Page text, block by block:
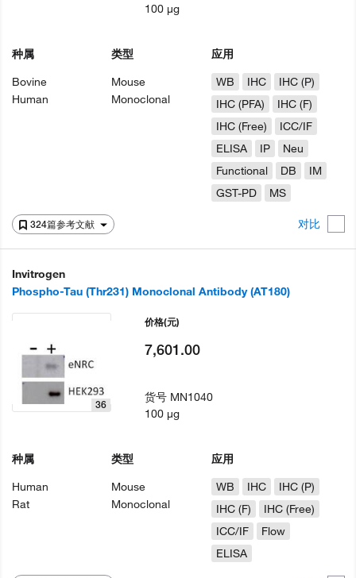
324篇参考文献 对比
种属
Bovine
Human
类型
Mouse
Monoclonal
应用
WB
IHC
IHC (P)
IHC (PFA)
IHC (F)
IHC (Free)
ICC/IF
ELISA
IP
Neu
Functional
DB
IM
GST-PD
MS
100 µg
Invitrogen
Phospho-Tau (Thr231) Monoclonal Antibody (AT180)
36
种属
Human
Rat
类型
Mouse
Monoclonal
应用
WB
IHC
IHC (P)
IHC (F)
IHC (Free)
ICC/IF
Flow
ELISA
价格(元)
7,601.00
货号 MN1040
100 µg